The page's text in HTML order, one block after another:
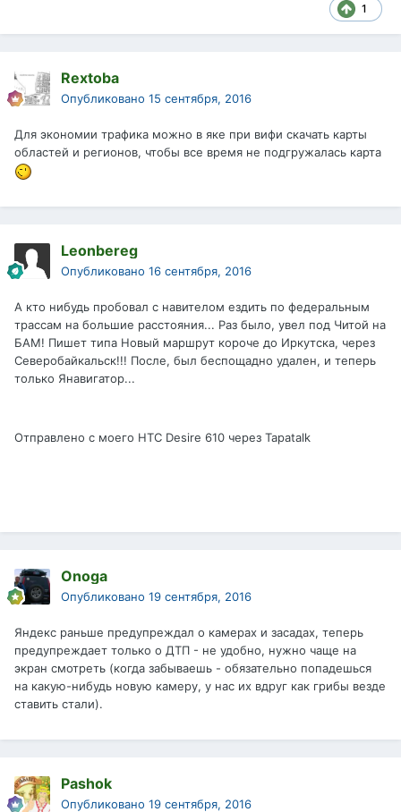
1
Rextoba
Опубликовано 15 сентября, 2016
Для экономии трафика можно в яке при вифи скачать карты
областей и регионов, чтобы все время не подгружалась карта
Leonbereg
Опубликовано 16 сентября, 2016
А кто нибудь пробовал с навителом ездить по федеральным
трассам на большие расстояния... Раз было, увел под Читой на
БАМ! Пишет типа Новый маршрут короче до Иркутска, через
Северобайкальск!!! После, был беспощадно удален, и теперь
только Янавигатор...
Отправлено с моего HTC Desire 610 через Tapatalk
Onoga
Опубликовано 19 сентября, 2016
Яндекс раньше предупреждал о камерах и засадах, теперь
предупреждает только о ДТП - не удобно, нужно чаще на
экран смотреть (когда забываешь - обязательно попадешься
на какую-нибудь новую камеру, у нас их вдруг как грибы везде
ставить стали).
Pashok
Опубликовано 19 сентября, 2016